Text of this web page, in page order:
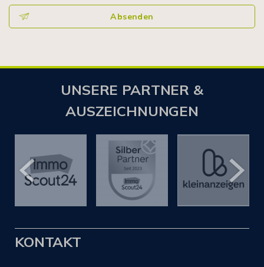
Absenden
UNSERE PARTNER &
AUSZEICHNUNGEN
KONTAKT